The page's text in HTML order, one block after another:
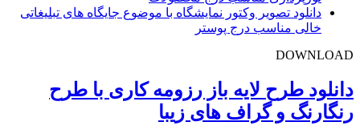
دانلود تصویر وکتور نمایشگاه با موضوع جایگاه های تبلیغاتی
خالی مناسب درج پوستر
DOWNLOAD
دانلود طرح لایه باز رزومه کاری با طرح
رنگارنگ و گراف های زیبا